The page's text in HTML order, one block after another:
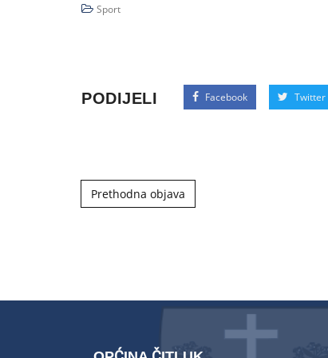
Sport
PODIJELI Facebook Twitter
Post navigation
Prethodna objava